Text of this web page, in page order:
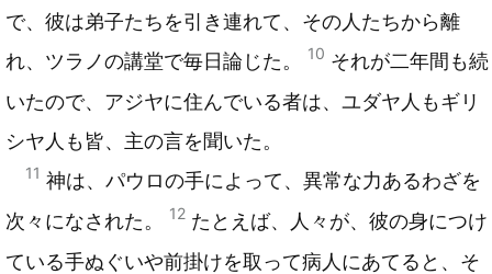
で、彼は弟子たちを引き連れて、その人たちから離
れ、ツラノの講堂で毎日論じた。
10 それが二年間も続
いたので、アジヤに住んでいる者は、ユダヤ人もギリ
シヤ人も皆、主の言を聞いた。
11 神は、パウロの手によって、異常な力あるわざを
次々になされた。
12 たとえば、人々が、彼の身につけ
ている手ぬぐいや前掛けを取って病人にあてると、そ